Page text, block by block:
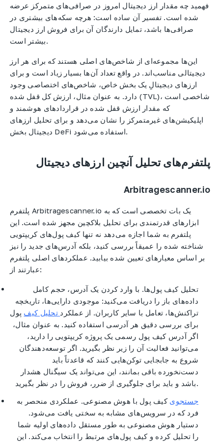
فهمید چه مقدار ارز دیجیتال امروز در صرافی‌های متمرکز عرضه
شده است. تفسیر آن ساده است: هرچه سکه‌های بیشتری در
صرافی‌ها باشد، تمایل دارندگان آن برای فروش ارز دیجیتال
بیشتر است.
این‌ها مجموعه‌ای از شاخص‌های اصلی هستند که برای هر ارز
دیجیتالی مناسب‌اند. در واقع تعداد آن‌ها بسیار زیاد است و برای
ارزهای دیجیتالِ یک بخش خاص، شاخص‌های اختصاصی وجود
دارد. به عنوان مثال، ارزش کل قفل شده (TVL)، شاخصی است
که مقدار ارزش قفل شده در قراردادهای هوشمند و
اپلیکیشن‌های غیرمتمرکز را نشان می‌دهد و برای تحلیل ارزهای
دیجیتال بخش DeFi استفاده می‌شود.
پلتفرم‌های تحلیل آنچین ارزهای دیجیتال
Arbitragescanner.io
پلتفرم Arbitragescanner.io یک بات تخصصی است که به
ابزارهای قدرتمندی برای تحلیل بلاکچین مجهز شده است. این
پلتفرم به شما اجازه می‌دهد نه تنها کیف پول‌های کریپتویی
شناخته شده را عمیقاً بررسی کنید، بلکه آدرس‌های جدید را نیز
بر اساس معیارهای تعیین شده بیابید. عملکردهای اصلی پلتفرم
عبارتند از:
تحلیل کیف پول‌ها. با وارد کردن یک آدرس، حجم کامل
داده‌های باز را دریافت می‌کنید: موجودی دارایی‌ها، تاریخچه
تراکنش‌ها، تعامل با سایر کاربران. از عملکرد تحلیل کیف پول
برای بررسی دقیق هر آدرسی استفاده کنید. به عنوان مثال،
اگر آدرس کیف پول رسمی یک پروژه کریپتویی را دارید،
می‌توانید فعالیت آن را زیر نظر بگیرید. اگر توسعه‌دهندگان
شروع به جابجایی توکن‌هایی کنند که قاعدتاً باید
دست‌نخورده باقی بمانند، این می‌تواند یک سیگنال هشدار
باشد و باید برای جلوگیری از ضرر، فروش را در نظر بگیرید.
جستجوی کیف پول با هوش مصنوعی. عملکردی منحصر به
فرد که در سرویس‌های مشابه به سختی یافت می‌شود.
دستیار هوش مصنوعی به طور مستقل داده‌های اولیه شما
را تحلیل کرده و کیف پول‌های مرتبط را انتخاب می‌کند. این